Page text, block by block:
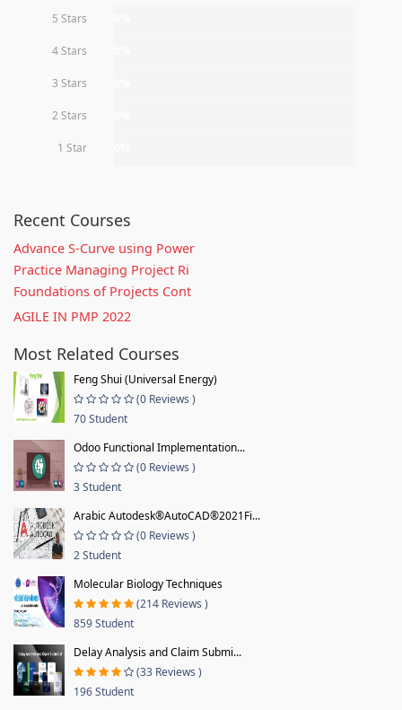
5 Stars
4 Stars
3 Stars
2 Stars
1 Star
Recent Courses
Advance S-Curve using Power
Practice Managing Project Ri
Foundations of Projects Cont
AGILE IN PMP 2022
Most Related Courses
Feng Shui (Universal Energy)
(0 Reviews )
70 Student
Odoo Functional Implementation...
(0 Reviews )
3 Student
Arabic Autodesk®AutoCAD®2021Fi...
(0 Reviews )
2 Student
Molecular Biology Techniques
(214 Reviews )
859 Student
Delay Analysis and Claim Submi...
(33 Reviews )
196 Student